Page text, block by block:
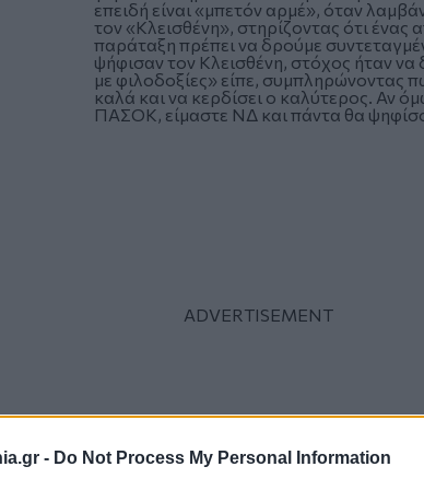
- Do Not Process My Personal Information
επειδή είναι «μπετόν αρμέ», όταν
τον «Κλεισθένη», στηρίζοντας ότι
παράταξη πρέπει να δρούμε
ψήφισαν τον Κλεισθένη, στόχος ήταν
με φιλοδοξίες» είπε, συμπληρώνοντας
καλά και να κερδίσει ο καλύτερος. Αν
ΠΑΣΟΚ, είμαστε ΝΔ και πάντα θα